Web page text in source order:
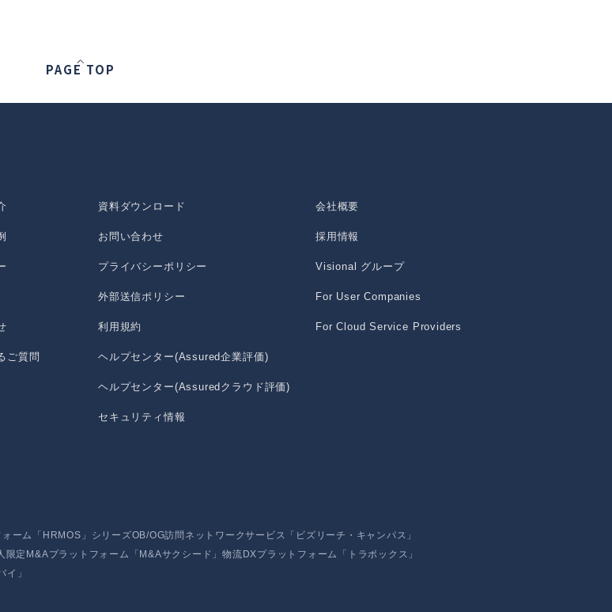
PAGE TOP
ご質問
資料ダウンロード
お問い合わせ
プライバシーポリシー
外部送信ポリシー
利用規約
ヘルプセンター(Assured企業評価)
ヘルプセンター(Assuredクラウド評価)
セキュリティ情報
会社概要
採用情報
Visional グループ
For User Companies
For Cloud Service Providers
ーム「HRMOS」シリーズOB/OG訪問ネットワークサービス「ビズリーチ・キャンパス」
限定M&Aプラットフォーム「M&Aサクシード」物流DXプラットフォーム「トラボックス」
イ」